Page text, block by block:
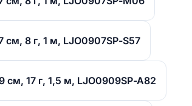
см, 8 г, 1 м, LJO0907SP-S57
см, 17 г, 1,5 м, LJO0909SP-A82